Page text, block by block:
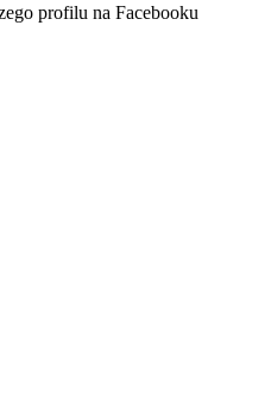
nowej karcieprofilu na Facebooku